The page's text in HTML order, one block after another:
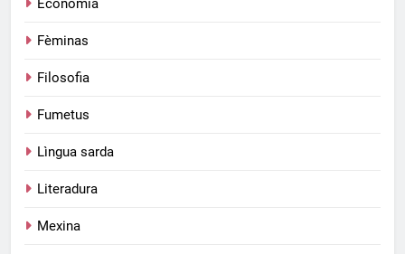
Economia
Fèminas
Filosofia
Fumetus
Lìngua sarda
Literadura
Mexina